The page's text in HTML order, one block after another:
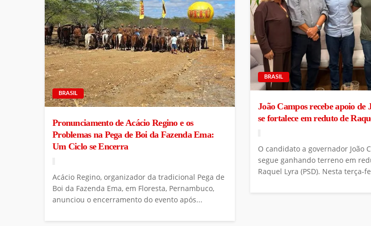
BRASIL
Pronunciamento de Acácio Regino e os
Problemas na Pega de Boi da Fazenda Ema:
Um Ciclo se Encerra
Acácio Regino, organizador da tradicional Pega de
Boi da Fazenda Ema, em Floresta, Pernambuco,
anunciou o encerramento do evento após...
BRASIL
João Campos recebe apoio de
se fortalece em reduto de
O candidato a governador João
segue ganhando terreno em
Raquel Lyra (PSD). Nesta terça-